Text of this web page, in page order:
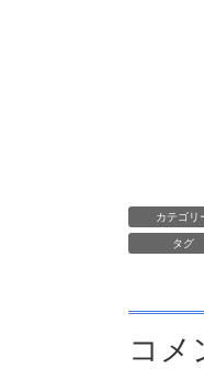
カテゴリ
タグ
コメ